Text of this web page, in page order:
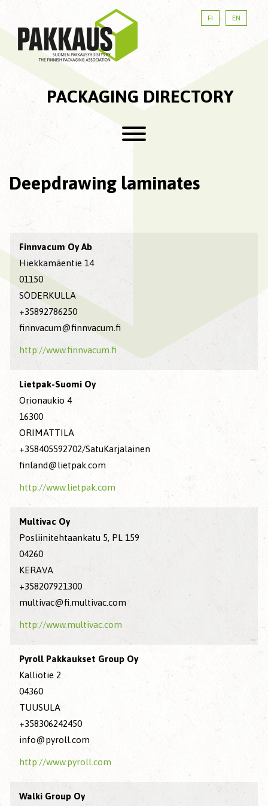
FI EN
PACKAGING DIRECTORY
Deepdrawing laminates
Finnvacum Oy Ab
Hiekkamäentie 14
01150
SÖDERKULLA
+35892786250
finnvacum@finnvacum.fi
http://www.finnvacum.fi
Lietpak-Suomi Oy
Orionaukio 4
16300
ORIMATTILA
+358405592702/SatuKarjalainen
finland@lietpak.com
http://www.lietpak.com
Multivac Oy
Posliinitehtaankatu 5, PL 159
04260
KERAVA
+358207921300
multivac@fi.multivac.com
http://www.multivac.com
Pyroll Pakkaukset Group Oy
Kalliotie 2
04360
TUUSULA
+358306242450
info@pyroll.com
http://www.pyroll.com
Walki Group Oy